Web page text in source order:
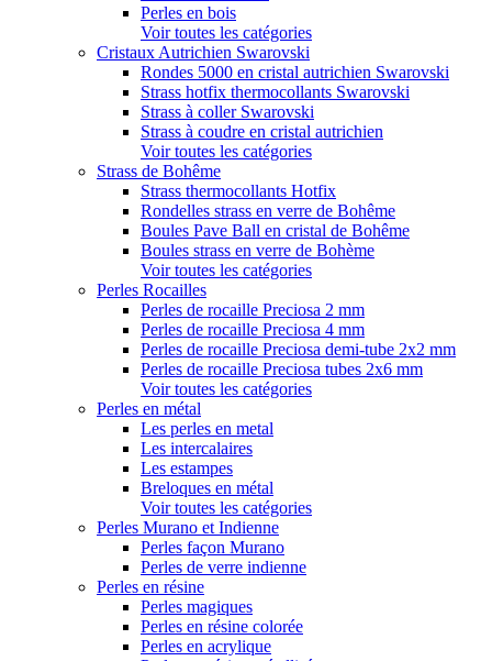
Perles en bois
Voir toutes les catégories
Cristaux Autrichien Swarovski
Rondes 5000 en cristal autrichien Swarovski
Strass hotfix thermocollants Swarovski
Strass à coller Swarovski
Strass à coudre en cristal autrichien
Voir toutes les catégories
Strass de Bohême
Strass thermocollants Hotfix
Rondelles strass en verre de Bohême
Boules Pave Ball en cristal de Bohême
Boules strass en verre de Bohème
Voir toutes les catégories
Perles Rocailles
Perles de rocaille Preciosa 2 mm
Perles de rocaille Preciosa 4 mm
Perles de rocaille Preciosa demi-tube 2x2 mm
Perles de rocaille Preciosa tubes 2x6 mm
Voir toutes les catégories
Perles en métal
Les perles en metal
Les intercalaires
Les estampes
Breloques en métal
Voir toutes les catégories
Perles Murano et Indienne
Perles façon Murano
Perles de verre indienne
Perles en résine
Perles magiques
Perles en résine colorée
Perles en acrylique